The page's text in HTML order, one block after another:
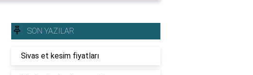
SON YAZILAR
Sivas et kesim fiyatları